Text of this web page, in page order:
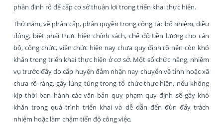
phân định rõ để cấp cơ sở thuận lợi trong triển khai thực hiện.
Thứ năm, về phân cấp, phân quyền trong công tác bổ nhiệm, điều
động, biệt phái thực hiện chính sách, chế độ tiền lương cho cán
bộ, công chức, viên chức hiện nay chưa quy định rõ nên còn khó
khăn trong triển khai thực hiện ở cơ sở. Một số chức năng, nhiệm
vụ trước đây do cấp huyện đảm nhận nay chuyển về tỉnh hoặc xã
chưa rõ ràng, gây lúng túng trong tổ chức thực hiện, nếu không
kịp thời ban hành các văn bản quy phạm quy định sẽ gây khó
khăn trong quá trình triển khai và dễ dẫn đến đùn đẩy trách
nhiệm hoặc làm chậm tiến độ công việc.